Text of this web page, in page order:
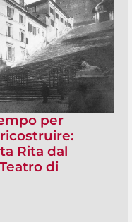
per
Rita dal
di